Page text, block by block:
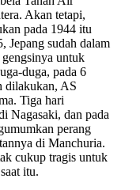
Akan tetapi,
pada 1944 itu
Jepang sudah dalam
untuk
duga, pada 6
dilakukan, AS
Tiga hari
Nagasaki, dan pada
perang
di Manchuria.
cukup tragis untuk
itu.